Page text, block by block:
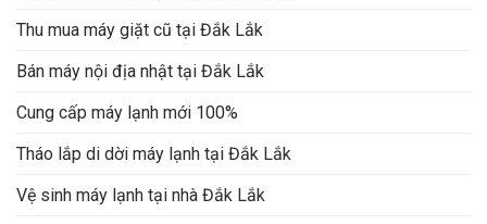
Thu mua máy giặt cũ tại Đắk Lắk
Bán máy nội địa nhật tại Đắk Lắk
Cung cấp máy lạnh mới 100%
Tháo lắp di dời máy lạnh tại Đắk Lắk
Vệ sinh máy lạnh tại nhà Đắk Lắk